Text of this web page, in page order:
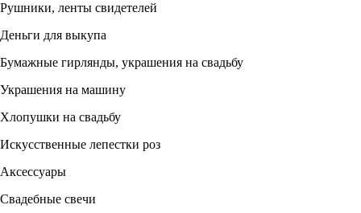
Рушники, ленты свидетелей
Деньги для выкупа
Бумажные гирлянды, украшения на свадьбу
Украшения на машину
Хлопушки на свадьбу
Искусственные лепестки роз
Аксессуары
Свадебные свечи